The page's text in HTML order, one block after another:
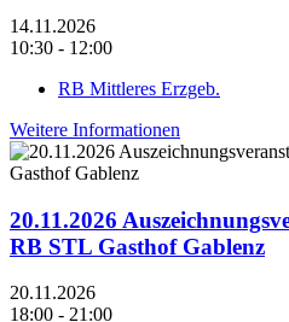
14.11.2026
10:30 - 12:00
RB Mittleres Erzgeb.
Weitere Informationen
20.11.2026
RB STL Gasthof Gablenz
20.11.2026
18:00 - 21:00